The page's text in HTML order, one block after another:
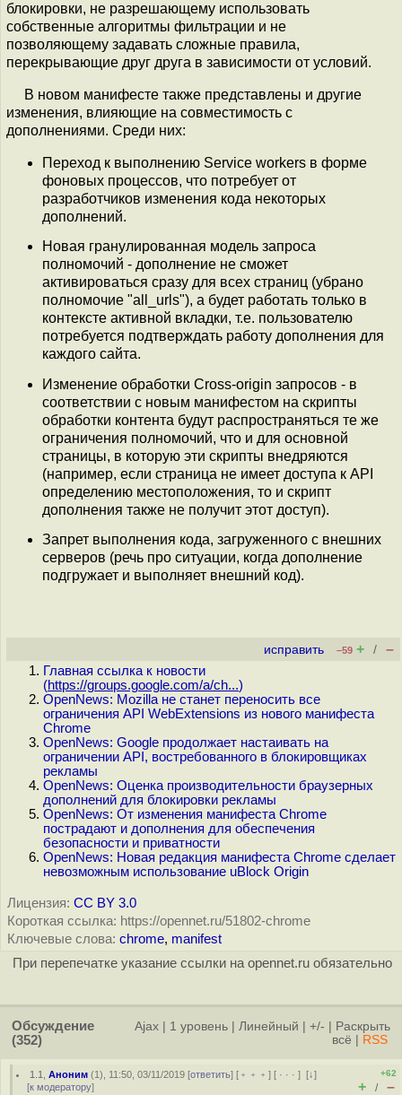
блокировки, не разрешающему использовать
собственные алгоритмы фильтрации и не
позволяющему задавать сложные правила,
перекрывающие друг друга в зависимости от условий.
В новом манифесте также представлены и другие
изменения, влияющие на совместимость с
дополнениями. Среди них:
Переход к выполнению Service workers в форме
фоновых процессов, что потребует от
разработчиков изменения кода некоторых
дополнений.
Новая гранулированная модель запроса
полномочий - дополнение не сможет
активироваться сразу для всех страниц (убрано
полномочие "all_urls"), а будет работать только в
контексте активной вкладки, т.е. пользователю
потребуется подтверждать работу дополнения для
каждого сайта.
Изменение обработки Cross-origin запросов - в
соответствии с новым манифестом на скрипты
обработки контента будут распространяться те же
ограничения полномочий, что и для основной
страницы, в которую эти скрипты внедряются
(например, если страница не имеет доступа к API
определению местоположения, то и скрипт
дополнения также не получит этот доступ).
Запрет выполнения кода, загруженного с внешних
серверов (речь про ситуации, когда дополнение
подгружает и выполняет внешний код).
исправить –59 + / –
Главная ссылка к новости
(https://groups.google.com/a/ch...)
OpenNews: Mozilla не станет переносить все
ограничения API WebExtensions из нового манифеста
Chrome
OpenNews: Google продолжает настаивать на
ограничении API, востребованного в блокировщиках
рекламы
OpenNews: Оценка производительности браузерных
дополнений для блокировки рекламы
OpenNews: От изменения манифеста Chrome
пострадают и дополнения для обеспечения
безопасности и приватности
OpenNews: Новая редакция манифеста Chrome сделает
невозможным использование uBlock Origin
Лицензия: CC BY 3.0
Короткая ссылка: https://opennet.ru/51802-chrome
Ключевые слова: chrome, manifest
При перепечатке указание ссылки на opennet.ru обязательно
Обсуждение
(352)
Ajax 1 уровень Линейный +/-
Раскрыть
всё
RSS
1.1 ,Аноним (1), 11:50, 03/11/2019 [ответить] [ ﹢﹢﹢] [ · · ·][↓]
[к модератору]
+62
+ / –